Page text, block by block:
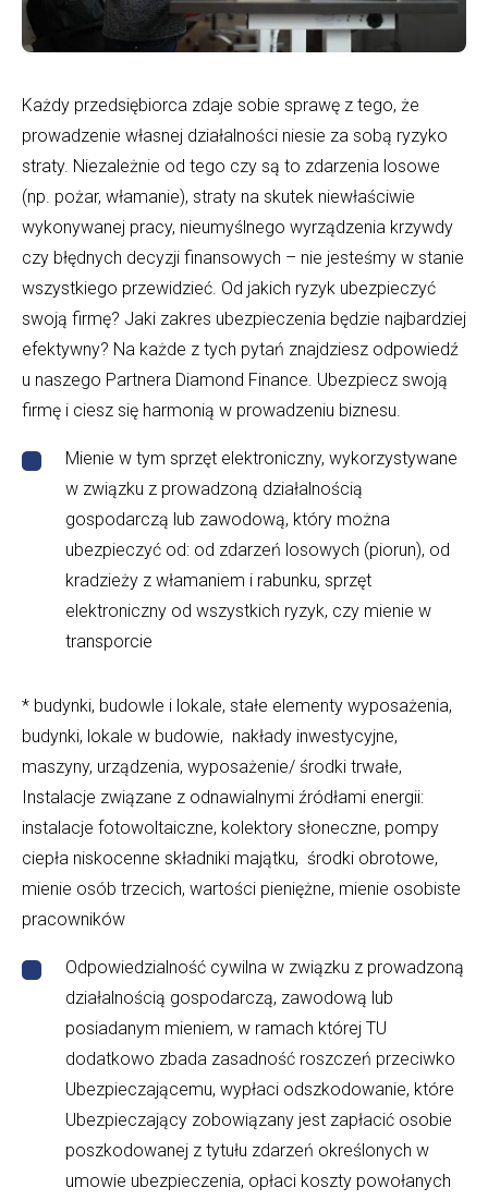
Każdy przedsiębiorca zdaje sobie sprawę z tego, że
prowadzenie własnej działalności niesie za sobą ryzyko
straty. Niezależnie od tego czy są to zdarzenia losowe
(np. pożar, włamanie), straty na skutek niewłaściwie
wykonywanej pracy, nieumyślnego wyrządzenia krzywdy
czy błędnych decyzji finansowych – nie jesteśmy w stanie
wszystkiego przewidzieć. Od jakich ryzyk ubezpieczyć
swoją firmę? Jaki zakres ubezpieczenia będzie najbardziej
efektywny? Na każde z tych pytań znajdziesz odpowiedź
u naszego Partnera Diamond Finance. Ubezpiecz swoją
firmę i ciesz się harmonią w prowadzeniu biznesu.
Mienie w tym sprzęt elektroniczny, wykorzystywane
w związku z prowadzoną działalnością
gospodarczą lub zawodową, który można
ubezpieczyć od: od zdarzeń losowych (piorun), od
kradzieży z włamaniem i rabunku, sprzęt
elektroniczny od wszystkich ryzyk, czy mienie w
transporcie
* budynki, budowle i lokale, stałe elementy wyposażenia,
budynki, lokale w budowie, nakłady inwestycyjne,
maszyny, urządzenia, wyposażenie/ środki trwałe,
Instalacje związane z odnawialnymi źródłami energii:
instalacje fotowoltaiczne, kolektory słoneczne, pompy
ciepła niskocenne składniki majątku, środki obrotowe,
mienie osób trzecich, wartości pieniężne, mienie osobiste
pracowników
Odpowiedzialność cywilna w związku z prowadzoną
działalnością gospodarczą, zawodową lub
posiadanym mieniem, w ramach której TU
dodatkowo zbada zasadność roszczeń przeciwko
Ubezpieczającemu, wypłaci odszkodowanie, które
Ubezpieczający zobowiązany jest zapłacić osobie
poszkodowanej z tytułu zdarzeń określonych w
umowie ubezpieczenia, opłaci koszty powołanych